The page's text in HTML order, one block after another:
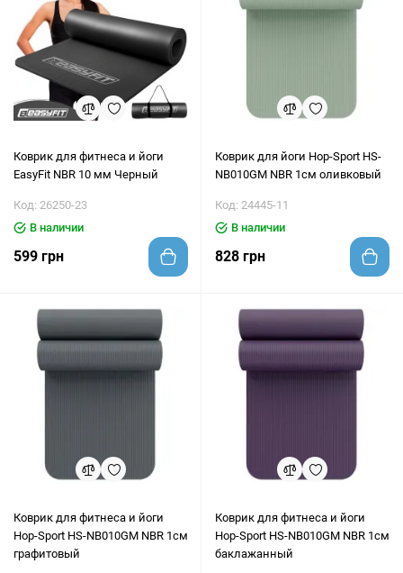
Коврик для фитнеса и йоги
EasyFit NBR 10 мм Черный
Код: 26250-23
В наличии
599 грн
Коврик для йоги Hop-Sport HS-
NB010GM NBR 1см оливковый
Код: 24445-11
В наличии
828 грн
Коврик для фитнеса и йоги
Hop-Sport HS-NB010GM NBR 1см
графитовый
Коврик для фитнеса и йоги
Hop-Sport HS-NB010GM NBR 1см
баклажанный